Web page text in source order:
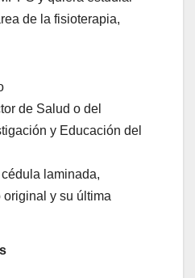
de la fisioterapia,
de Salud o del
y Educación del
laminada,
y su última